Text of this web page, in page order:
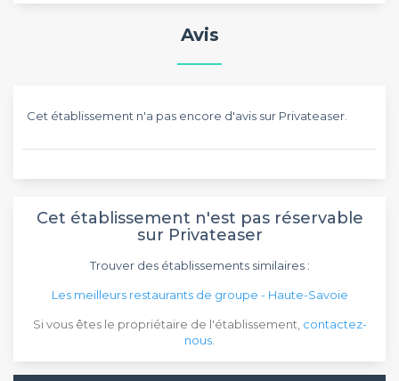
Avis
Cet établissement n'a pas encore d'avis sur Privateaser.
Cet établissement n'est pas réservable
sur Privateaser
Trouver des établissements similaires :
Les meilleurs restaurants de groupe - Haute-Savoie
Si vous êtes le propriétaire de l'établissement, contactez-
nous